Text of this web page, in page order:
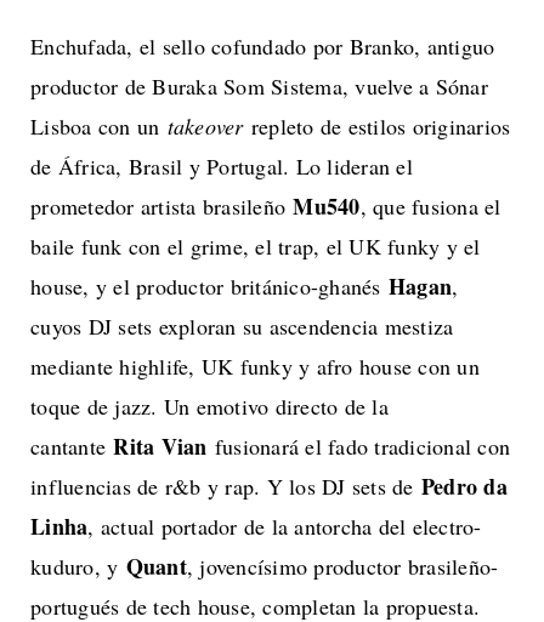
Enchufada, el sello cofundado por Branko, antiguo
productor de Buraka Som Sistema, vuelve a Sónar
Lisboa con un takeover repleto de estilos originarios
de África, Brasil y Portugal. Lo lideran el
prometedor artista brasileñoMu540, que fusiona el
baile funk con el grime, el trap, el UK funky y el
house, y el productor británico-ghanés Hagan,
cuyos DJ sets exploran su ascendencia mestiza
mediante highlife, UK funky y afro house con un
toque de jazz. Un emotivo directo de la
cantanteRita Vian fusionará el fado tradicional con
influencias de r&b y rap. Y los DJ sets de Pedro da
Linha, actual portador de la antorcha del electro-
kuduro, y Quant, jovencísimo productor brasileño-
portugués de tech house, completan la propuesta.